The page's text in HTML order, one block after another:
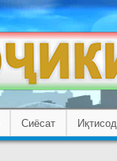
Сиёсат Иқтисод